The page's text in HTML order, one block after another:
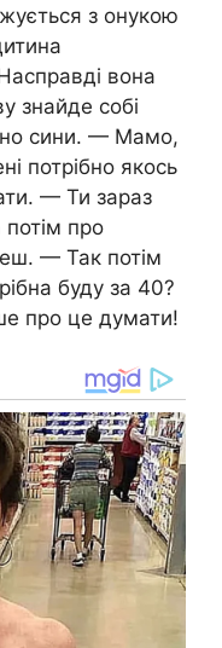
з онукою
вона
знайде собі
сини. — Мамо,
потрібно якось
— Ти зараз
про
— Так потім
буду за 40?
про це думати!